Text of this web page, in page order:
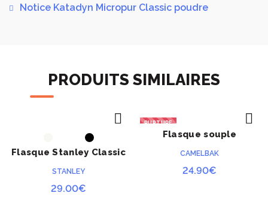
Notice Katadyn Micropur Classic poudre
PRODUITS SIMILAIRES
ACHETER
Flasque Stanley Classic
STANLEY
29.00€
RUPTURE
ACHETER
Flasque souple
CAMELBAK
24.90€